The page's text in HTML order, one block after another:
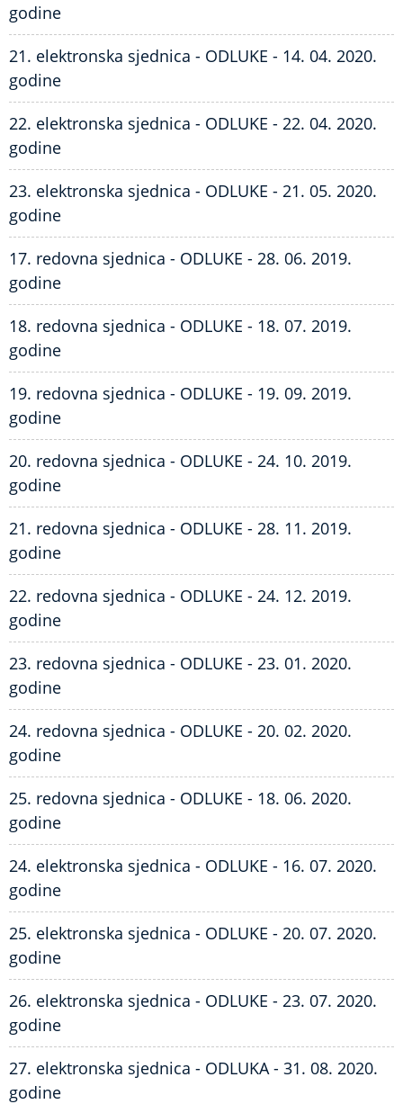
godine
21. elektronska sjednica - ODLUKE - 14. 04. 2020.
godine
22. elektronska sjednica - ODLUKE - 22. 04. 2020.
godine
23. elektronska sjednica - ODLUKE - 21. 05. 2020.
godine
17. redovna sjednica - ODLUKE - 28. 06. 2019.
godine
18. redovna sjednica - ODLUKE - 18. 07. 2019.
godine
19. redovna sjednica - ODLUKE - 19. 09. 2019.
godine
20. redovna sjednica - ODLUKE - 24. 10. 2019.
godine
21. redovna sjednica - ODLUKE - 28. 11. 2019.
godine
22. redovna sjednica - ODLUKE - 24. 12. 2019.
godine
23. redovna sjednica - ODLUKE - 23. 01. 2020.
godine
24. redovna sjednica - ODLUKE - 20. 02. 2020.
godine
25. redovna sjednica - ODLUKE - 18. 06. 2020.
godine
24. elektronska sjednica - ODLUKE - 16. 07. 2020.
godine
25. elektronska sjednica - ODLUKE - 20. 07. 2020.
godine
26. elektronska sjednica - ODLUKE - 23. 07. 2020.
godine
27. elektronska sjednica - ODLUKA - 31. 08. 2020.
godine